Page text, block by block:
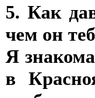
5. Как
чем он
Я
в